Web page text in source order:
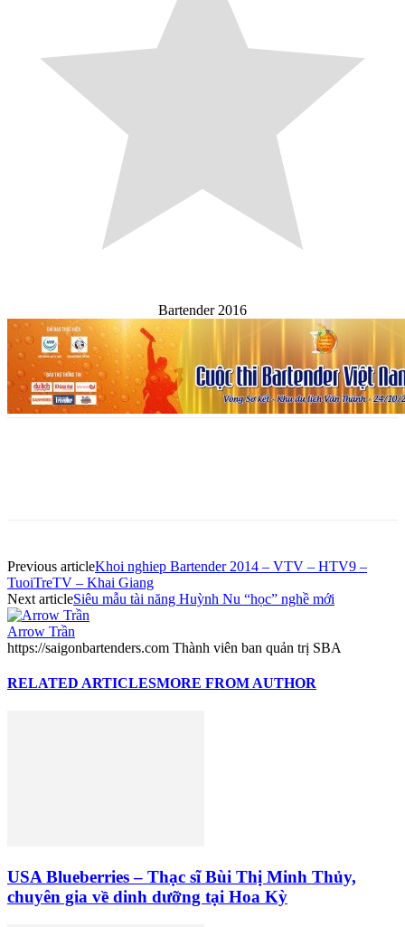
Bartender 2016
Previous articleKhoi nghiep Bartender 2014 – VTV – HTV9 –
TuoiTreTV – Khai Giang
Next articleSiêu mẫu tài năng Huỳnh Nu “học” nghề mới
Arrow Trần
https://saigonbartenders.com Thành viên ban quản trị SBA
RELATED ARTICLESMORE FROM AUTHOR
USA Blueberries – Thạc sĩ Bùi Thị Minh Thủy,
chuyên gia về dinh dưỡng tại Hoa Kỳ